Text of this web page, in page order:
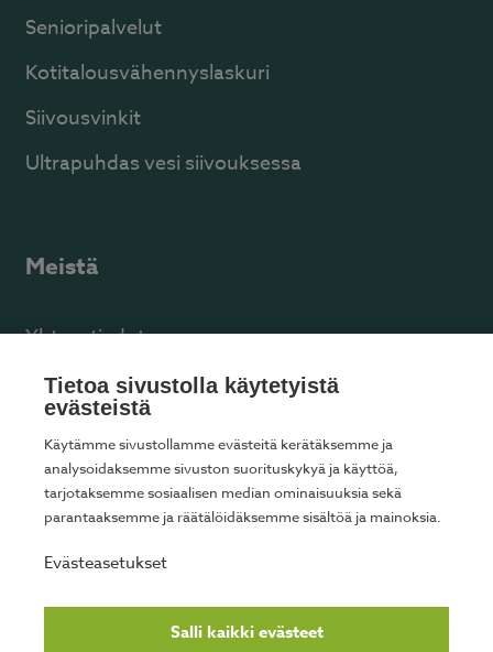
Senioripalvelut
Kotitalousvähennyslaskuri
Siivousvinkit
Ultrapuhdas vesi siivouksessa
Meistä
Yhteystiedot
Facebook
Tarjoamme kotisiivousta seuraavilla paikkakunnilla
Helsinki Espoo
Tietoa sivustolla käytetyistä
evästeistä
Käytämme sivustollamme evästeitä kerätäksemme ja
analysoidaksemme sivuston suorituskykyä ja käyttöä,
tarjotaksemme sosiaalisen median ominaisuuksia sekä
parantaaksemme ja räätälöidäksemme sisältöä ja mainoksia.
Evästeasetukset
Salli kaikki evästeet